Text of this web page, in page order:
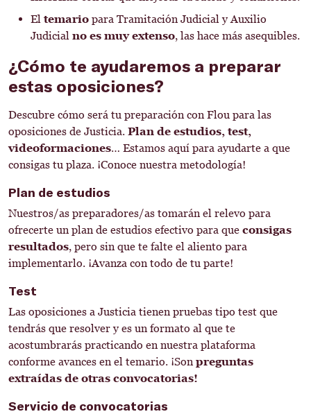
El temario para Tramitación Judicial y Auxilio
Judicial no es muy extenso, las hace más asequibles.
¿Cómo te ayudaremos a preparar
estas oposiciones?
Descubre cómo será tu preparación con Flou para las
oposiciones de Justicia. Plan de estudios, test,
videoformaciones… Estamos aquí para ayudarte a que
consigas tu plaza. ¡Conoce nuestra metodología!
Plan de estudios
Nuestros/as preparadores/as tomarán el relevo para
ofrecerte un plan de estudios efectivo para que consigas
resultados, pero sin que te falte el aliento para
implementarlo. ¡Avanza con todo de tu parte!
Test
Las oposiciones a Justicia tienen pruebas tipo test que
tendrás que resolver y es un formato al que te
acostumbrarás practicando en nuestra plataforma
conforme avances en el temario. ¡Son preguntas
extraídas de otras convocatorias!
Servicio de convocatorias